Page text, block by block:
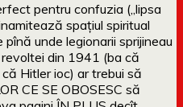
pentru confuzia („lipsa
spațiul spiritual
pînă unde legionarii sprijineau
revoltei din 1941 (ba că
Hitler ioc) ar trebui să
CE SE OBOSESC să